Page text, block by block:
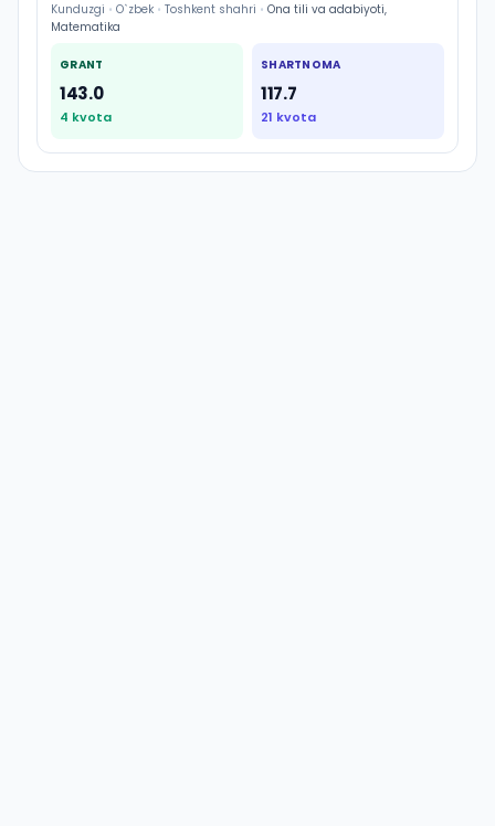
Kunduzgi • O`zbek • Toshkent shahri • Ona tili va adabiyoti,
Matematika
GRANT
143.0
4 kvota
SHARTNOMA
117.7
21 kvota